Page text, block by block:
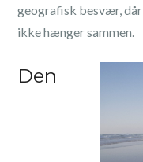
geografisk besvær,
ikke hænger sammen.
Den